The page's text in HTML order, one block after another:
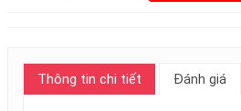
Thông tin chi tiết Đánh giá